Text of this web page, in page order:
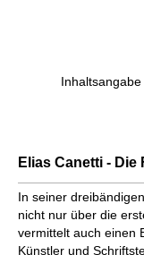
Elias Canetti - Die
In seiner
nicht nur über die
vermittelt auch einen
Künstler und